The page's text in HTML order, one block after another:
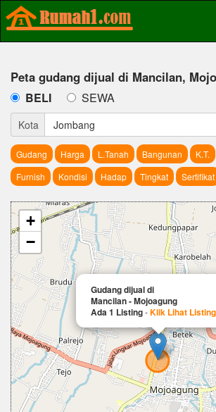
Peta gudang dijual di Mancilan,
BELI SEWA
Kota Jombang
Gudang Harga L.Tanah Bangunan K.T.
Furnish
Kondisi Hadap Tingkat Sertifikat
Gudang dijual di
Mancilan - Mojoagung
Ada 1 Listing-Klik Lihat
+
−